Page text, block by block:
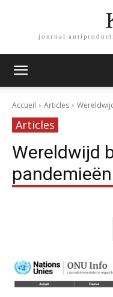
journal
Accueil Articles
Articles
Wereldwijd